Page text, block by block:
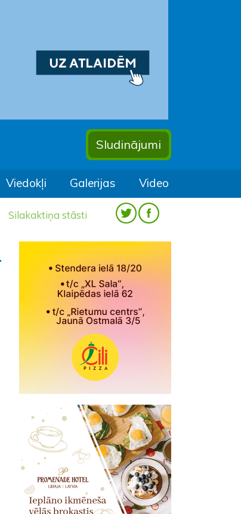
Sludinājumi
Viedokļi Galerijas Video
Silakaktiņa stāsti